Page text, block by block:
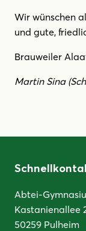
Wir wünschen
und gute,
Brauweiler
Martin Sina
Abtei-
Kastanienallee
50259 Pulheim